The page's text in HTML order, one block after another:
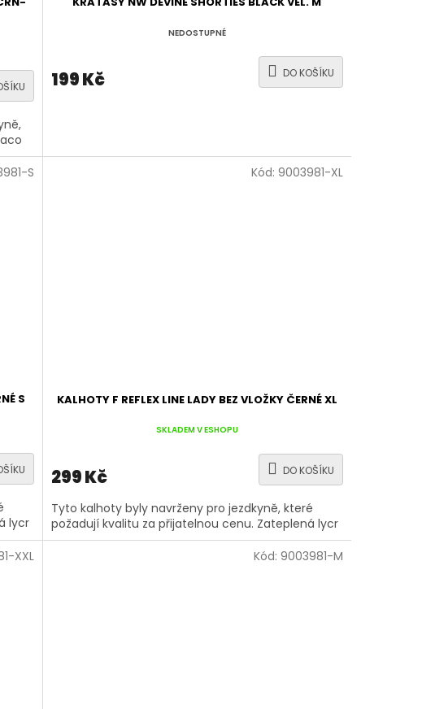
NEDOSTUPNÉ
199 Kč DO KOŠÍKU
S
lycr
S
KALHOTY F REFLEX LINE LADY BEZ VLOŽKY ČERNÉ XL
SKLADEM V ESHOPU
299 Kč DO KOŠÍKU
Tyto kalhoty byly navrženy pro jezdkyně, které
požadují kvalitu za přijatelnou cenu. Zateplená lycr
Kód: 9003981-XL
XXL Kód: 9003981-M